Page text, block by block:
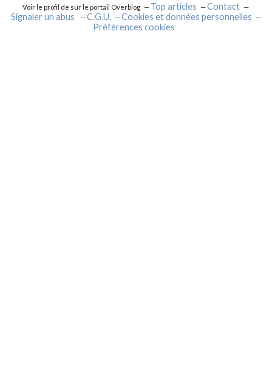
Voir le profil de sur le portail Overblog Top articles
Contact
Signaler un abus
C.G.U.
Cookies et données personnelles
Préférences cookies